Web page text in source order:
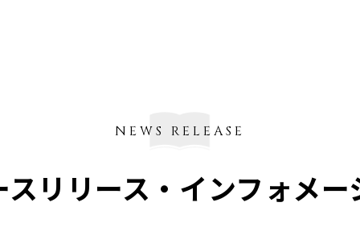
NEWS RELEASE
リリース・ インフォメー